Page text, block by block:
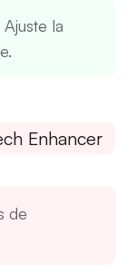
Ajuste la
Enhancer
de